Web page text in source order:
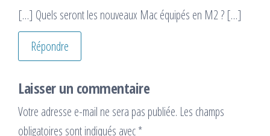
[…] Quels seront les nouveaux Mac équipés en M2 ? […]
Répondre
Laisser un commentaire
Votre adresse e-mail ne sera pas publiée. Les champs
obligatoires sont indiqués avec*